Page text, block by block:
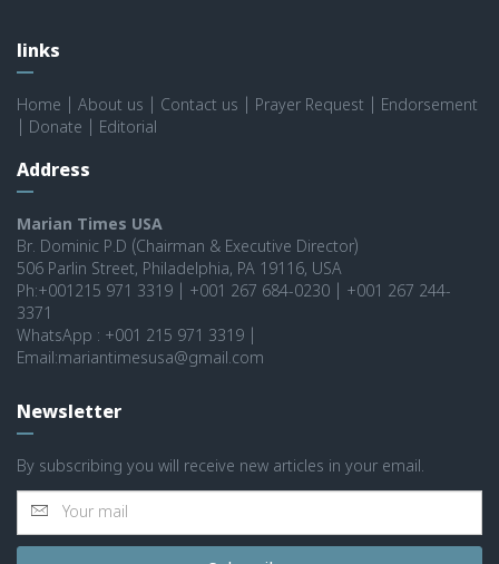
links
Home About us Contact us Prayer Request
Endorsement
Donate Editorial
Address
Marian Times USA
Br. Dominic P.D (Chairman & Executive Director)
506 Parlin Street, Philadelphia, PA 19116, USA
Ph:+001215 971 3319 | +001 267 684-0230 | +001 267 244-
3371
WhatsApp : +001 215 971 3319 |
Email:mariantimesusa@gmail.com
Newsletter
By subscribing you will receive new articles in your email.